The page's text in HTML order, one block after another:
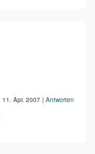
11. Apr. 2007 | Antworten